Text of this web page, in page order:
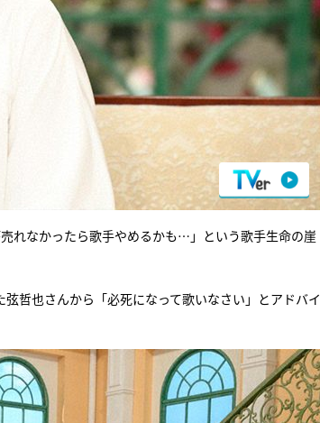
れなかったら歌手やめるかも…」という歌手生命の崖
哲也さんから「必死になって歌いなさい」とアドバイ